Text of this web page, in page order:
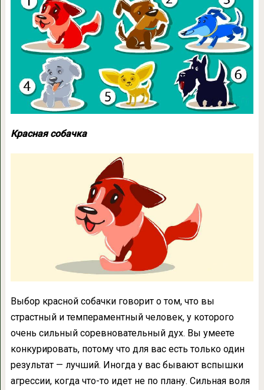
Красная собачка
Выбор красной собачки говорит о том, что вы
страстный и темпераментный человек, у которого
очень сильный соревновательный дух. Вы умеете
конкурировать, потому что для вас есть только один
результат — лучший. Иногда у вас бывают вспышки
агрессии, когда что-то идет не по плану. Сильная воля